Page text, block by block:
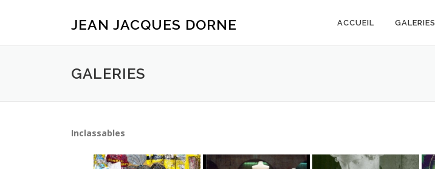
JEAN JACQUES DORNE ACCUEIL GALERIES
GALERIES
Inclassables